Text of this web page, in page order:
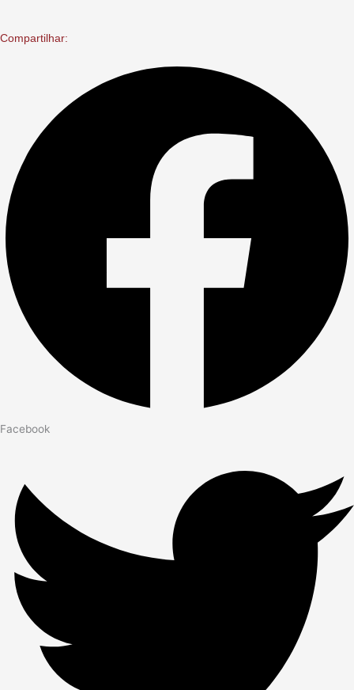
Compartilhar:
Facebook